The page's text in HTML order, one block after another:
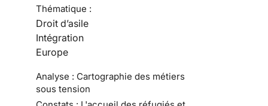
Thématique :
Droit d’asile
Intégration
Europe
Analyse : Cartographie des métiers
sous tension